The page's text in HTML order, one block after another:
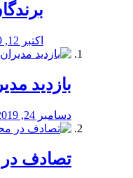
اکتبر 12, 2019
بازدید
دسامبر 24, 2019
تصادف در